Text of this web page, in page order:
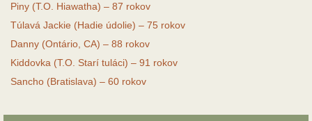
Piny (T.O. Hiawatha) – 87 rokov
Túlavá Jackie (Hadie údolie) – 75 rokov
Danny (Ontário, CA) – 88 rokov
Kiddovka (T.O. Starí tuláci) – 91 rokov
Sancho (Bratislava) – 60 rokov